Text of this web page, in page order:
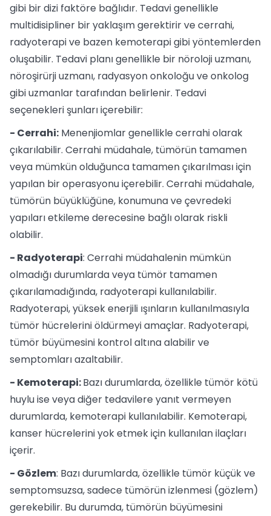
gibi bir dizi faktöre bağlıdır. Tedavi genellikle
multidisipliner bir yaklaşım gerektirir ve cerrahi,
radyoterapi ve bazen kemoterapi gibi yöntemlerden
oluşabilir. Tedavi planı genellikle bir nöroloji uzmanı,
nöroşirürji uzmanı, radyasyon onkoloğu ve onkolog
gibi uzmanlar tarafından belirlenir. Tedavi
seçenekleri şunları içerebilir:
- Cerrahi: Menenjiomlar genellikle cerrahi olarak
çıkarılabilir. Cerrahi müdahale, tümörün tamamen
veya mümkün olduğunca tamamen çıkarılması için
yapılan bir operasyonu içerebilir. Cerrahi müdahale,
tümörün büyüklüğüne, konumuna ve çevredeki
yapıları etkileme derecesine bağlı olarak riskli
olabilir.
- Radyoterapi: Cerrahi müdahalenin mümkün
olmadığı durumlarda veya tümör tamamen
çıkarılamadığında, radyoterapi kullanılabilir.
Radyoterapi, yüksek enerjili ışınların kullanılmasıyla
tümör hücrelerini öldürmeyi amaçlar. Radyoterapi,
tümör büyümesini kontrol altına alabilir ve
semptomları azaltabilir.
- Kemoterapi:Bazı durumlarda, özellikle tümör kötü
huylu ise veya diğer tedavilere yanıt vermeyen
durumlarda, kemoterapi kullanılabilir. Kemoterapi,
kanser hücrelerini yok etmek için kullanılan ilaçları
içerir.
- Gözlem: Bazı durumlarda, özellikle tümör küçük ve
semptomsuzsa, sadece tümörün izlenmesi (gözlem)
gerekebilir. Bu durumda, tümörün büyümesini